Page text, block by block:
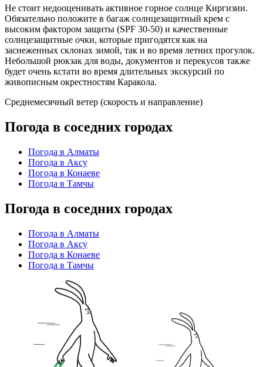
Не стоит недооценивать активное горное солнце Киргизии.
Обязательно положите в багаж солнцезащитный крем с
высоким фактором защиты (SPF 30-50) и качественные
солнцезащитные очки, которые пригодятся как на
заснеженных склонах зимой, так и во время летних прогулок.
Небольшой рюкзак для воды, документов и перекусов также
будет очень кстати во время длительных экскурсий по
живописным окрестностям Каракола.
Среднемесячный ветер (скорость и направление)
Погода в соседних городах
Погода в Алматы
Погода в Аксу
Погода в Конаеве
Погода в Тамчы
Погода в соседних городах
Погода в Алматы
Погода в Аксу
Погода в Конаеве
Погода в Тамчы